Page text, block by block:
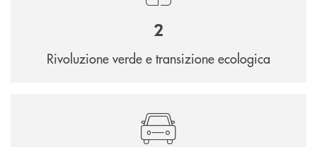
2
Rivoluzione verde e transizione ecologica